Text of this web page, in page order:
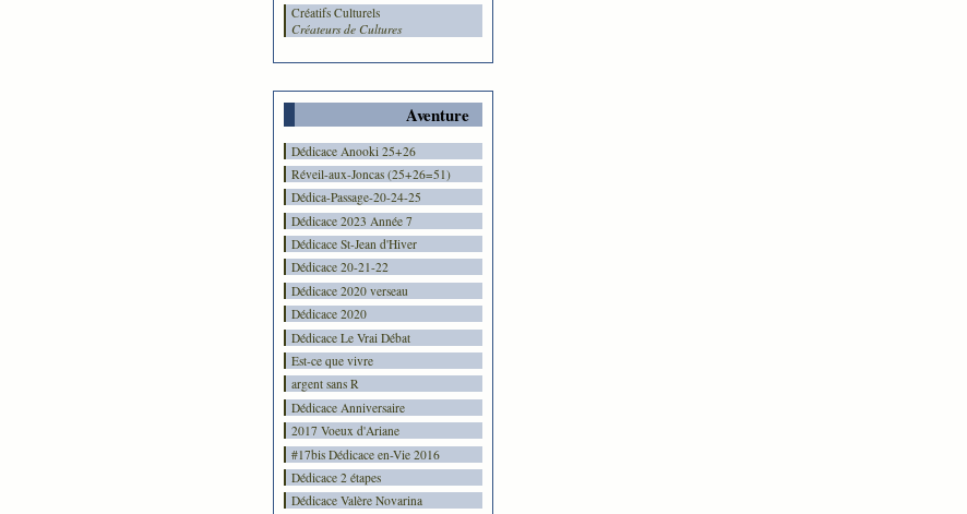
Créatifs Culturels
Créateurs de Cultures
Aventure
Dédicace Anooki 25+26
Réveil-aux-Joncas (25+26=51)
Dédica-Passage-20-24-25
Dédicace 2023 Année 7
Dédicace St-Jean d'Hiver
Dédicace 20-21-22
Dédicace 2020 verseau
Dédicace 2020
Dédicace Le Vrai Débat
Est-ce que vivre
argent sans R
Dédicace Anniversaire
2017 Voeux d'Ariane
#17bis Dédicace en-Vie 2016
Dédicace 2 étapes
Dédicace Valère Novarina